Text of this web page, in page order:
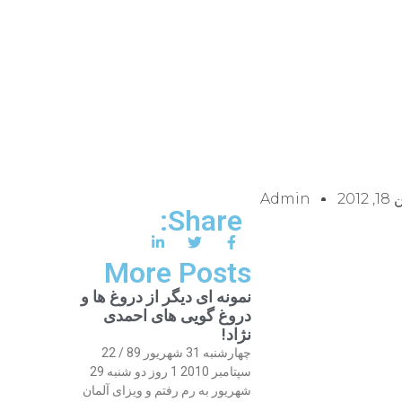
Admin
Share:
More Posts
نمونه ای دیگر از دروغ ها و
دروغ گویی های احمدی
نژاد!
چهارشنبه 31 شهریور 89 / 22
سپتامبر 2010 1 روز دو شنبه 29
شهریور به رم رفتم و ویزای آلمان